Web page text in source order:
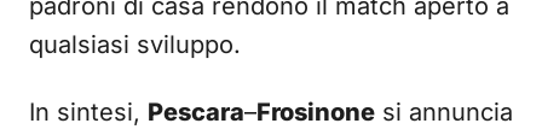
padroni di casa rendono il match aperto a
qualsiasi sviluppo.
In sintesi, Pescara–Frosinone si annuncia